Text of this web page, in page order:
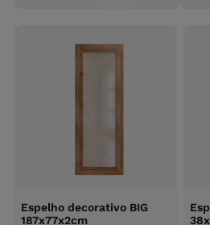
Espelho decorativo BIG
187x77x2cm